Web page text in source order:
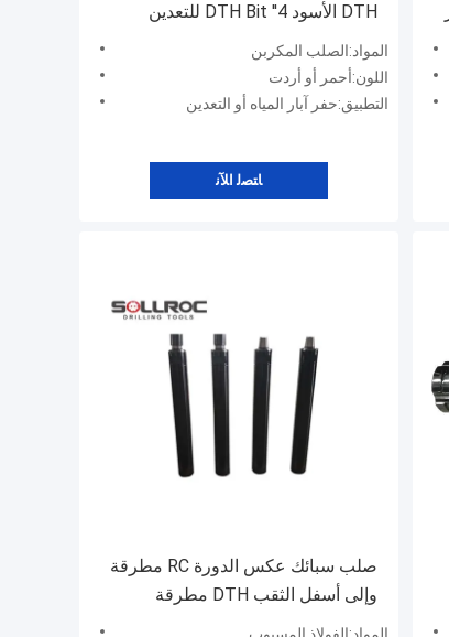
DTH الأسود 4'' DTH Bit للتعدين
الصخري
المواد:الصلب المكربن
اللون:أحمر أو أردت
التطبيق:حفر آبار المياه أو التعدين
ﺎﺘﺼﻟ ﺍﻶﻧ
صلب سبائك عكس الدورة RC مطرقة
وإلى أسفل الثقب DTH مطرقة